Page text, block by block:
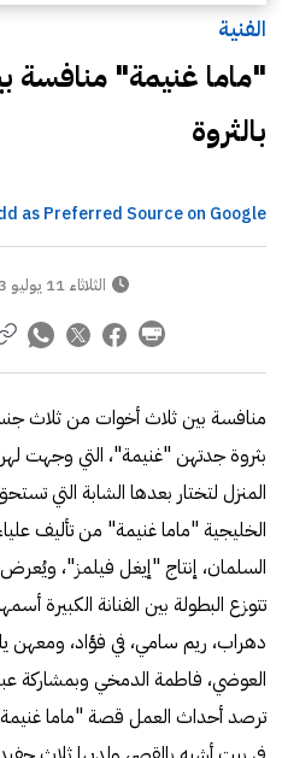
الفنية
"ماما غنيمة" منافسة
بالثروة
as Preferred Source on Google
الثلاثاء 11 يوليو 2023
منافسة بين ثلاث أخوات من ثلاث
بثروة جدتهن "غنيمة"، التي وجهت
المنزل لتختار بعدها الشابة التي
الخليجية "ماما غنيمة" من تأليف
السلمان، إنتاج "إيغل فيلمز"،
تتوزع البطولة بين الفنانة الكبيرة
دهراب، ريم سامي، في فؤاد، ومعهن
العوضي، فاطمة الدمخي وبمشاركة
ترصد أحداث العمل قصة "ماما غنيمة"